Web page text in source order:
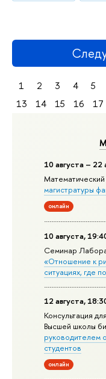
10 августа – 22
магистратуры
онлайн
10 августа,
Семинар
«Отношение к
ситуациях, где
12 августа,
Консультация
Высшей школы
руководителем
студентов
онлайн
1 2 3 4 5
13
14 15 16 17